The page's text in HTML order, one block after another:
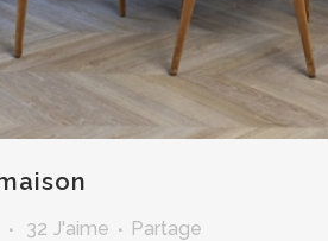
32 J'aime Partage